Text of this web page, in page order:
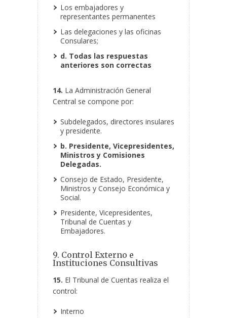
Los embajadores y
representantes permanentes
Las delegaciones y las oficinas
Consulares;
d. Todas las respuestas
anteriores son correctas
14. La Administración General
Central se compone por:
Subdelegados, directores insulares
y presidente.
b. Presidente, Vicepresidentes,
Ministros y Comisiones
Delegadas.
Consejo de Estado, Presidente,
Ministros y Consejo Económica y
Social.
Presidente, Vicepresidentes,
Tribunal de Cuentas y
Embajadores.
9. Control Externo e
Instituciones Consultivas
15. El Tribunal de Cuentas realiza el
control:
Interno